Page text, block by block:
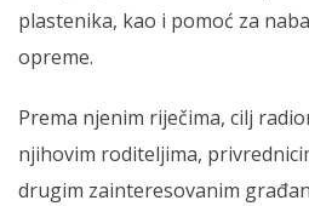
plastenika, kao i pomoć za
opreme.
Prema njenim riječima, cilj
njihovim roditeljima,
drugim zainteresovanim